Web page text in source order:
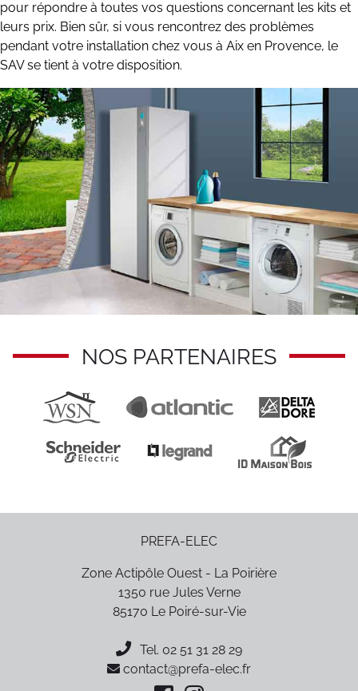
pour répondre à toutes vos questions concernant les kits et
leurs prix. Bien sûr, si vous rencontrez des problèmes
pendant votre installation chez vous à Aix en Provence, le
SAV se tient à votre disposition.
NOS PARTENAIRES
PREFA-ELEC
Zone Actipôle Ouest - La Poirière
1350 rue Jules Verne
85170 Le Poiré-sur-Vie
Tel. 02 51 31 28 29
contact@prefa-elec.fr